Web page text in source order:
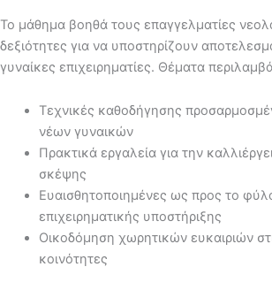
Το μάθημα βοηθά τους επαγγελματίες
δεξιότητες για να υποστηρίζουν
γυναίκες επιχειρηματίες. Θέματα
Τεχνικές καθοδήγησης
νέων γυναικών
Πρακτικά εργαλεία για την
σκέψης
Ευαισθητοποιημένες ως προς το
επιχειρηματικής υποστήριξης
Οικοδόμηση χωρητικών ευκαιριών
κοινότητες